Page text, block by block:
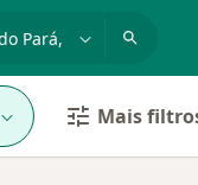
Mais